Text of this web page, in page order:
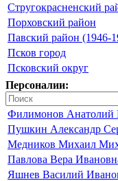
Стругокрасненский
Порховский район
Павский район (1946-
Псков город
Псковский округ
Персоналии:
Филимонов Анатолий
Пушкин Александр
Медников Михаил
Павлова Вера
Яшнев Василий